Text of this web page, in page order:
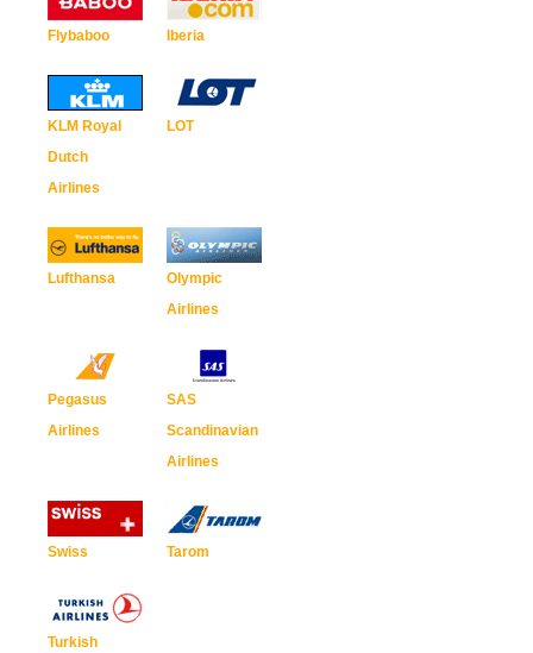
Flybaboo Iberia
KLM Royal
Dutch
Airlines
LOT
Lufthansa
Olympic
Airlines
Pegasus
Airlines
SAS
Scandinavian
Airlines
Swiss Tarom
Turkish